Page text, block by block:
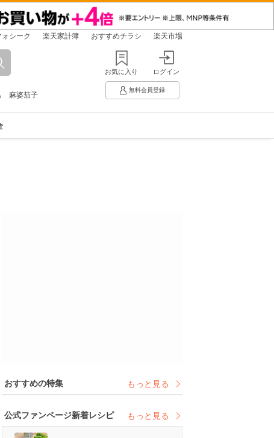
ォシーク 楽天家計簿 おすすめチラシ 楽天市場
麻婆茄子
お気に入り ログイン
無料会員登録
おすすめの特集 もっと見る
公式ファンページ新着レシピ もっと見る